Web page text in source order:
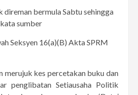
direman bermula Sabtu sehingga
sumber
Seksyen 16(a)(B) Akta SPRM
merujuk kes percetakan buku dan
penglibatan Setiausaha Politik